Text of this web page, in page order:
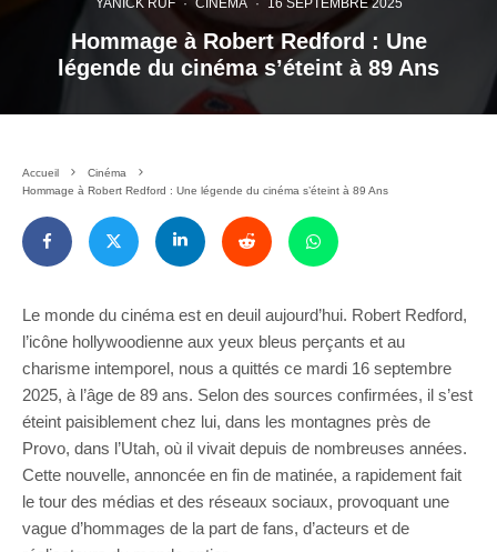
YANICK RUF · CINÉMA · 16 SEPTEMBRE 2025
Hommage à Robert Redford : Une
légende du cinéma s’éteint à 89 Ans
Accueil
Cinéma
Hommage à Robert Redford : Une légende du cinéma s’éteint à 89 Ans
Le monde du cinéma est en deuil aujourd’hui. Robert Redford,
l’icône hollywoodienne aux yeux bleus perçants et au
charisme intemporel, nous a quittés ce mardi 16 septembre
2025, à l’âge de 89 ans. Selon des sources confirmées, il s’est
éteint paisiblement chez lui, dans les montagnes près de
Provo, dans l’Utah, où il vivait depuis de nombreuses années.
Cette nouvelle, annoncée en fin de matinée, a rapidement fait
le tour des médias et des réseaux sociaux, provoquant une
vague d’hommages de la part de fans, d’acteurs et de